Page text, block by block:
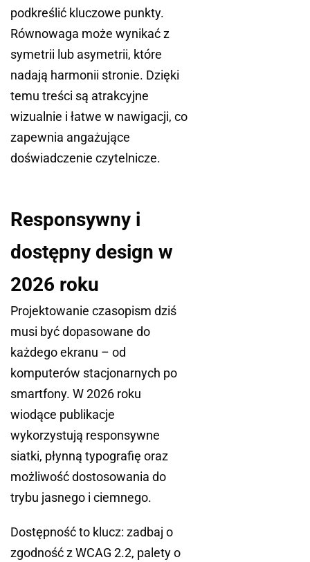
podkreślić kluczowe punkty.
Równowaga może wynikać z
symetrii lub asymetrii, które
nadają harmonii stronie. Dzięki
temu treści są atrakcyjne
wizualnie i łatwe w nawigacji, co
zapewnia angażujące
doświadczenie czytelnicze.
Responsywny i
dostępny design w
2026 roku
Projektowanie czasopism dziś
musi być dopasowane do
każdego ekranu – od
komputerów stacjonarnych po
smartfony. W 2026 roku
wiodące publikacje
wykorzystują responsywne
siatki, płynną typografię oraz
możliwość dostosowania do
trybu jasnego i ciemnego.
Dostępność to klucz: zadbaj o
zgodność z WCAG 2.2, palety o